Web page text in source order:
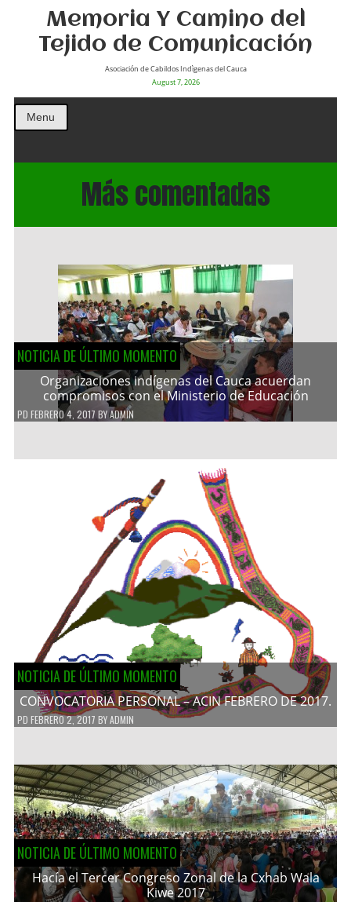
Memoria Y Camino del
Tejido de Comunicación
Asociación de Cabildos Indìgenas del Cauca
August 7, 2026
Menu
Más comentadas
NOTICIA DE ÚLTIMO MOMENTO
Organizaciones indígenas del Cauca acuerdan
compromisos con el Ministerio de Educación
PD FEBRERO 4, 2017 BYADMIN
NOTICIA DE ÚLTIMO MOMENTO
CONVOCATORIA PERSONAL – ACIN FEBRERO DE 2017.
PD FEBRERO 2, 2017 BYADMIN
NOTICIA DE ÚLTIMO MOMENTO
Hacía el Tercer Congreso Zonal de la Cxhab Wala
Kiwe 2017